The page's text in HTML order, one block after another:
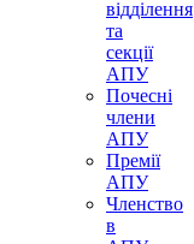
відділення
та
секції
АПУ
Почесні
члени
АПУ
Премії
АПУ
Членство
в